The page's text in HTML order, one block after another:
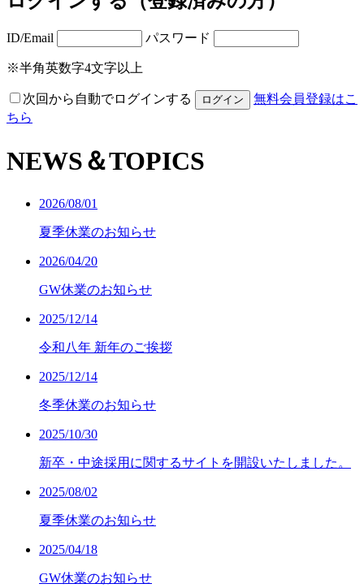
ID/Email パスワード
※半角英数字4文字以上
次回から自動でログインする
無料会員登録はこ
ちら
NEWS＆TOPICS
2026/08/01
夏季休業のお知らせ
2026/04/20
GW休業のお知らせ
2025/12/14
令和八年 新年のご挨拶
2025/12/14
冬季休業のお知らせ
2025/10/30
新卒・中途採用に関するサイトを開設いたしました。
2025/08/02
夏季休業のお知らせ
2025/04/18
GW休業のお知らせ